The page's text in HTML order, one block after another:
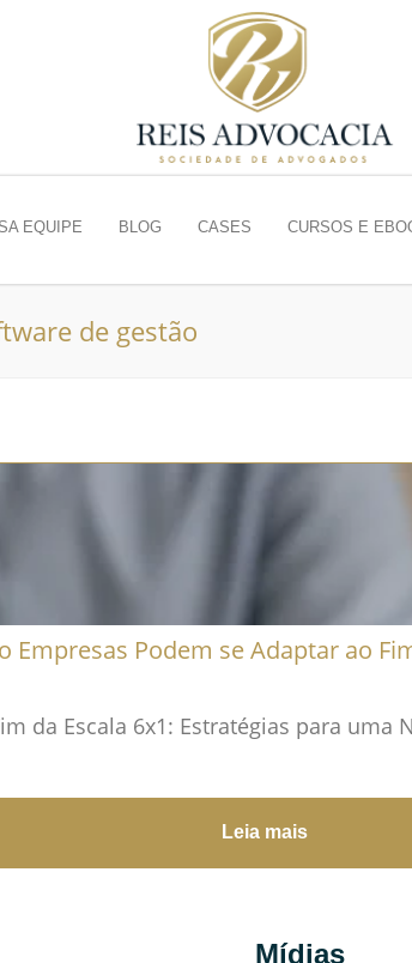
EQUIPE BLOG CASES CURSOS E
de gestão
Empresas Podem se Adaptar ao
da Escala 6x1: Estratégias para
Leia mais
Mídias